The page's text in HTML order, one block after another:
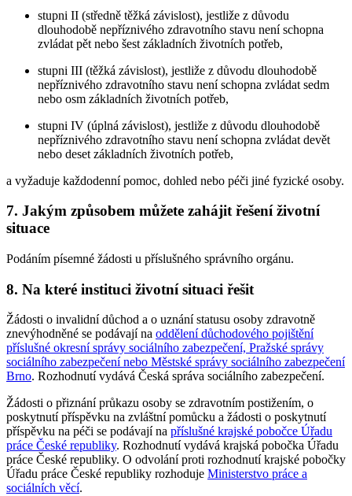
stupni II (středně těžká závislost), jestliže z důvodu
dlouhodobě nepříznivého zdravotního stavu není schopna
zvládat pět nebo šest základních životních potřeb,
stupni III (těžká závislost), jestliže z důvodu dlouhodobě
nepříznivého zdravotního stavu není schopna zvládat sedm
nebo osm základních životních potřeb,
stupni IV (úplná závislost), jestliže z důvodu dlouhodobě
nepříznivého zdravotního stavu není schopna zvládat devět
nebo deset základních životních potřeb,
a vyžaduje každodenní pomoc, dohled nebo péči jiné fyzické osoby.
7. Jakým způsobem můžete zahájit řešení životní
situace
Podáním písemné žádosti u příslušného správního orgánu.
8. Na které instituci životní situaci řešit
Žádosti o invalidní důchod a o uznání statusu osoby zdravotně
znevýhodněné se podávají na oddělení důchodového pojištění
příslušné okresní správy sociálního zabezpečení, Pražské správy
sociálního zabezpečení nebo Městské správy sociálního zabezpečení
Brno. Rozhodnutí vydává Česká správa sociálního zabezpečení.
Žádosti o přiznání průkazu osoby se zdravotním postižením, o
poskytnutí příspěvku na zvláštní pomůcku a žádosti o poskytnutí
příspěvku na péči se podávají na příslušné krajské pobočce Úřadu
práce České republiky. Rozhodnutí vydává krajská pobočka Úřadu
práce České republiky. O odvolání proti rozhodnutí krajské pobočky
Úřadu práce České republiky rozhoduje Ministerstvo práce a
sociálních věcí.